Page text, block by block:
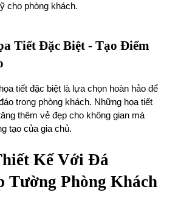
cho phòng khách.
Tiết Đặc Biệt - Tạo Điểm
tiết đặc biệt là lựa chọn hoàn hảo để
trong phòng khách. Những họa tiết
thêm vẻ đẹp cho không gian mà
tạo của gia chủ.
Kế Với Đá
Tường Phòng Khách